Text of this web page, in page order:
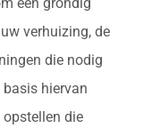
een grondig
verhuizing, de
die nodig
basis hiervan
die